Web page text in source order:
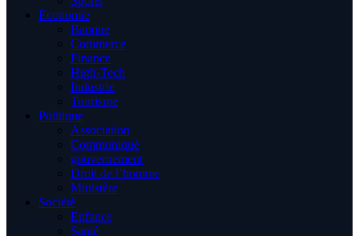
Economie
Banque
Commerce
Finance
High-Tech
Industrie
Tourisme
Politique
Association
Communiqué
gouvernement
Droit de l’homme
Ministère
Société
Enfance
Santé